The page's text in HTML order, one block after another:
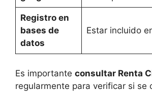
Registro en
bases de
datos
Estar incluido
Es importante consultar Renta
regularmente para verificar si se